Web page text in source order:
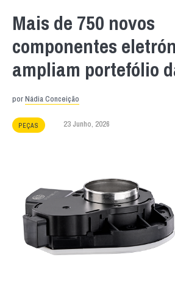
Mais de 750 novos
componentes
ampliam portefólio
porNádia Conceição
PEÇAS 23 Junho, 2026